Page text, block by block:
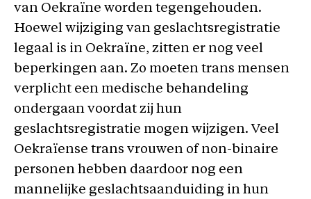
van Oekraïne worden tegengehouden.
Hoewel wijziging van geslachtsregistratie
legaal is in Oekraïne, zitten er nog veel
beperkingen aan. Zo moeten trans mensen
verplicht een medische behandeling
ondergaan voordat zij hun
geslachtsregistratie mogen wijzigen. Veel
Oekraïense trans vrouwen of non-binaire
personen hebben daardoor nog een
mannelijke geslachtsaanduiding in hun